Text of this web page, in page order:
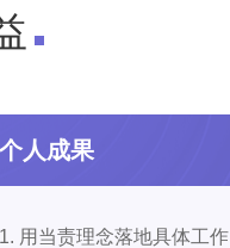
个人成果
1. 用当责理念落地具体工作